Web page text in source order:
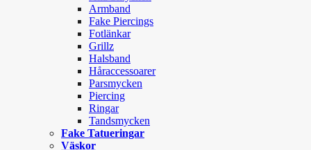
Armband
Fake Piercings
Fotlänkar
Grillz
Halsband
Håraccessoarer
Parsmycken
Piercing
Ringar
Tandsmycken
Fake Tatueringar
Väskor